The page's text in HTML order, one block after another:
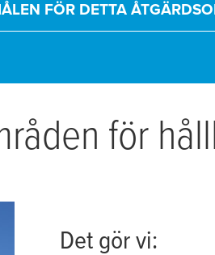
FÖR DETTA
för
Det gör vi: